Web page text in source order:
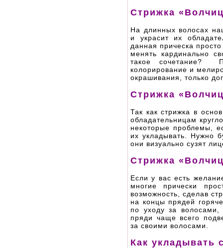
Стрижка
На длинных волосах
и украсит их
данная прическа
менять кардинально
такое сочетание?
колорирование и
окрашивания, только
Стрижка
Так как стрижка в
обладательницам
некоторые проблемы,
их укладывать. Нужно
они визуально сузят
Стрижка
Если у вас есть
многие прически
возможность, сделав
на концы прядей
по уходу за волосами,
пряди чаще всего
за своими волосами.
Как укладывать